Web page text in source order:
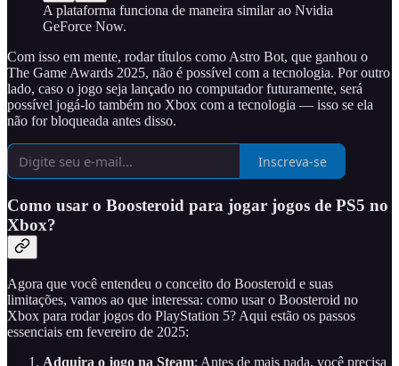
A plataforma funciona de maneira similar ao Nvidia
GeForce Now.
Com isso em mente, rodar títulos como Astro Bot, que ganhou o
The Game Awards 2025, não é possível com a tecnologia. Por outro
lado, caso o jogo seja lançado no computador futuramente, será
possível jogá-lo também no Xbox com a tecnologia — isso se ela
não for bloqueada antes disso.
Inscreva-se
Como usar o Boosteroid para jogar jogos de PS5 no
Xbox?
Agora que você entendeu o conceito do Boosteroid e suas
limitações, vamos ao que interessa: como usar o Boosteroid no
Xbox para rodar jogos do PlayStation 5? Aqui estão os passos
essenciais em fevereiro de 2025:
Adquira o jogo na Steam: Antes de mais nada, você precisa